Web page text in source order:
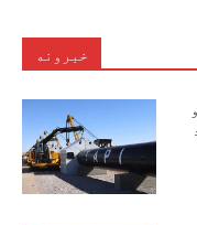
خبرونه